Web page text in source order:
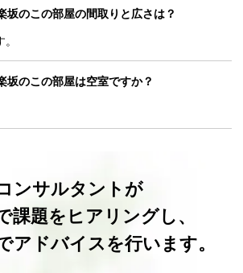
坂のこの部屋の間取りと広さは？
坂のこの部屋は空室ですか？
ンサルタントが
課題をヒアリングし、
アドバイスを行います。